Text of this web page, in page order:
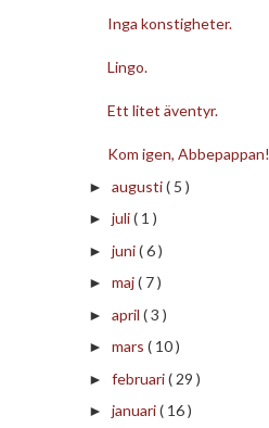
Inga konstigheter.
Lingo.
Ett litet äventyr.
Kom igen, Abbepappan!
► augusti( 5 )
► juli( 1 )
► juni( 6 )
► maj( 7 )
► april ( 3 )
► mars ( 10 )
► februari( 29 )
► januari( 16 )